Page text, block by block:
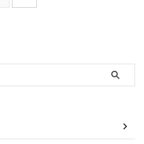
ておつたえします。
ーパームーン。 4月7日の今宵か